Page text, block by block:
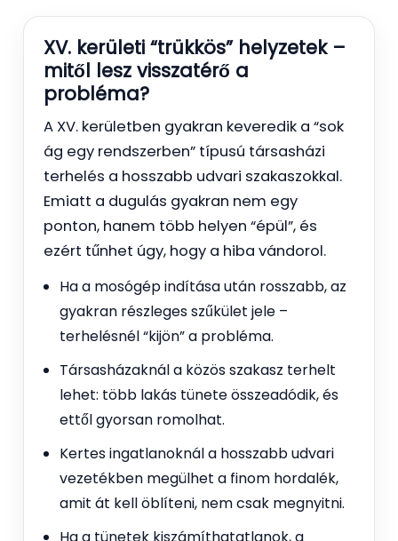
XV. kerületi “trükkös” helyzetek –
mitől lesz visszatérő a
probléma?
A XV. kerületben gyakran keveredik a “sok
ág egy rendszerben” típusú társasházi
terhelés a hosszabb udvari szakaszokkal.
Emiatt a dugulás gyakran nem egy
ponton, hanem több helyen “épül”, és
ezért tűnhet úgy, hogy a hiba vándorol.
Ha a mosógép indítása után rosszabb, az
gyakran részleges szűkület jele –
terhelésnél “kijön” a probléma.
Társasházaknál a közös szakasz terhelt
lehet: több lakás tünete összeadódik, és
ettől gyorsan romolhat.
Kertes ingatlanoknál a hosszabb udvari
vezetékben megülhet a finom hordalék,
amit át kell öblíteni, nem csak megnyitni.
Ha a tünetek kiszámíthatatlanok, a